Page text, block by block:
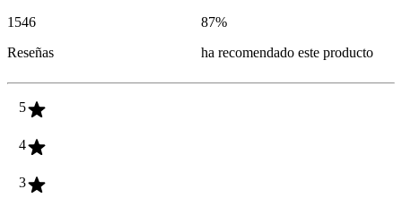
1546
Reseñas
87%
ha recomendado este producto
5
4
3